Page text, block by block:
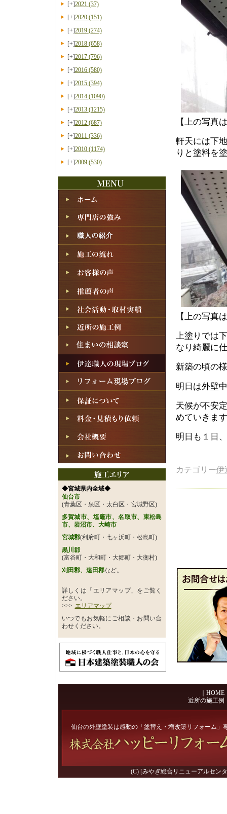
【上の写真
軒天には下
りと塗料を
【上の写真
上塗りでは
なり 綺麗に
新築の頃の
明日は外壁
天候が不安
めていきま
明日も１日
カテゴリー伊
[+]2021 (37)
[+]2020 (151)
[+]2019 (274)
[+]2018 (658)
[+]2017 (796)
[+]2016 (580)
[+]2015 (394)
[+]2014 (1090)
[+]2013 (1215)
[+]2012 (687)
[+]2011 (336)
[+]2010 (1174)
[+]2009 (530)
◆宮城県内全域◆
仙台市
(青葉区・泉区・太白区・宮城野区)
多賀城市、塩竈市、名取市、東松島
市、岩沼市、大崎市
宮城郡(利府町・七ヶ浜町・松島町)
黒川郡
(富谷町・大和町・大郷町・大衡村)
刈田郡、遠田郡など。
詳しくは「エリアマップ」をご覧く
ださい。
>>> エリアマップ
いつでもお気軽にご相談・お問い合
わせください。
｜ HOME
近所の施工例
仙台の外壁塗装は感動の「塗替え・増改築リフォーム」
(C) [みやぎ総合リニューアルセン